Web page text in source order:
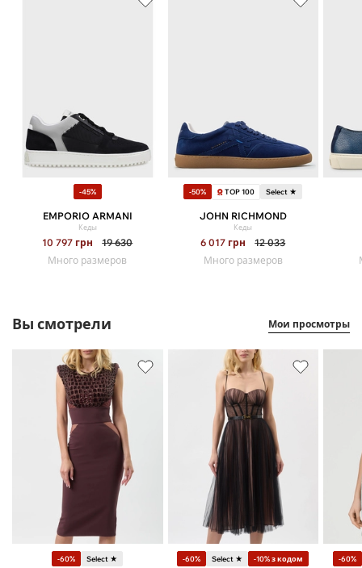
-45%
EMPORIO ARMANI
Кеды
10 797 грн
19 630
Много размеров
-50% TOP 100 Select ★
JOHN RICHMOND
Кеды
6 017 грн
12 033
Много размеров
Вы смотрели Мои просмотры
-60% Select ★ -60% Select ★ -10% з кодом -60%